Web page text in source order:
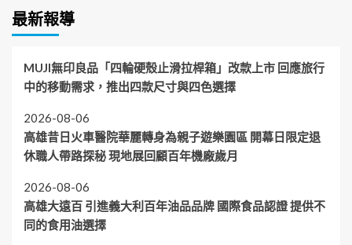
最新報導
MUJI無印良品「四輪硬殼止滑拉桿箱」改款上市 回應旅行
中的移動需求，推出四款尺寸與四色選擇
2026-08-06
高雄昔日火車醫院華麗轉身為親子遊樂園區 開幕日限定退
休職人帶路探秘 現地展回顧百年機廠歲月
2026-08-06
高雄大遠百 引進義大利百年油品品牌 國際食品認證 提供不
同的食用油選擇